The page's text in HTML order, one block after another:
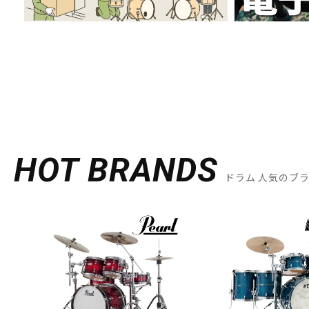
HOT BRANDS ドラム 人気のブ